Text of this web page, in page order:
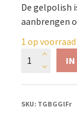
De gelpolish
aanbrengen
1 op
IN
SKU: TGBGGlFr